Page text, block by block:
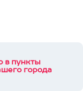
в пункты
города